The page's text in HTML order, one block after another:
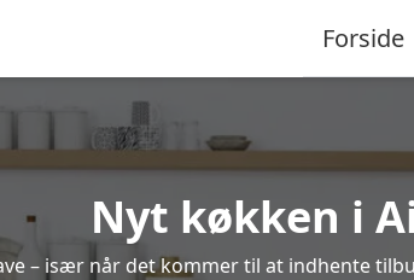
Forside
Nyt køkken i
– især når det kommer til at indhente